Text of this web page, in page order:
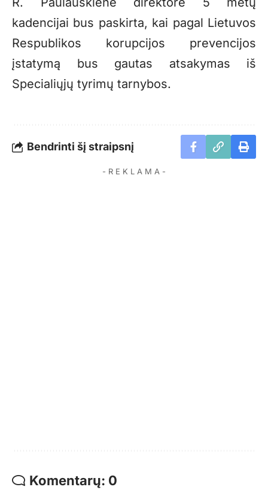
kadencijai bus paskirta, kai pagal Lietuvos
Respublikos korupcijos prevencijos
įstatymą bus gautas atsakymas iš
Specialiųjų tyrimų tarnybos.
Bendrinti šį straipsnį
- R E K L A M A -
Komentarų: 0